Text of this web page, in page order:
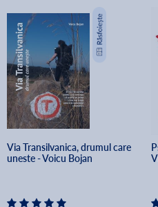
Via Transilvanica, drumul care
uneste - Voicu Bojan